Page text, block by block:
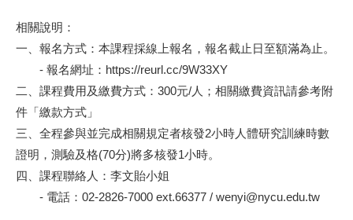
相關說明：
一、報名方式：本課程採線上報名，報名截止日至額滿為止。
- 報名網址：https://reurl.cc/9W33XY
二、課程費用及繳費方式：300元/人；相關繳費資訊請參考附
件「繳款方式」
三、全程參與並完成相關規定者核發2小時人體研究訓練時數
證明，測驗及格(70分)將多核發1小時。
四、課程聯絡人：李文貽小姐
- 電話：02-2826-7000 ext.66377 / wenyi@nycu.edu.tw